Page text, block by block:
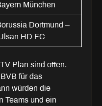
München
Dortmund –
HD FC
Plan sind offen.
für das
würden die
Teams und ein